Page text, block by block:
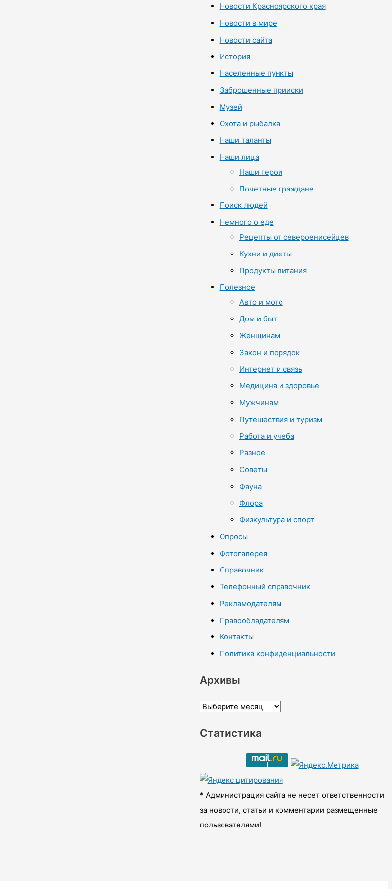
Новости Красноярского края
Новости в мире
Новости сайта
История
Населенные пункты
Заброшенные прииски
Музей
Охота и рыбалка
Наши таланты
Наши лица
Наши герои
Почетные граждане
Поиск людей
Немного о еде
Рецепты от североенисейцев
Кухни и диеты
Продукты питания
Полезное
Авто и мото
Дом и быт
Женщинам
Закон и порядок
Интернет и связь
Медицина и здоровье
Мужчинам
Путешествия и туризм
Работа и учеба
Разное
Советы
Фауна
Флора
Физкультура и спорт
Опросы
Фотогалерея
Справочник
Телефонный справочник
Рекламодателям
Правообладателям
Контакты
Политика конфиденциальности
Архивы
А
х
ы
Статистика
* Администрация сайта не несет ответственности
за новости, статьи и комментарии размещенные
пользователями!